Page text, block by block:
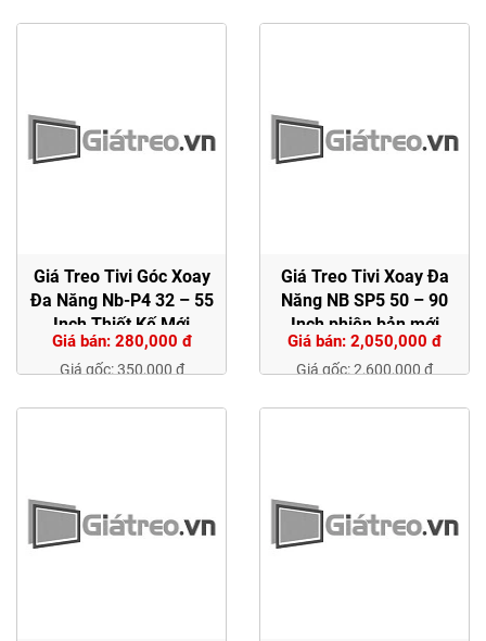
Giá Treo Tivi Góc Xoay
Đa Năng Nb-P4 32 – 55
Inch Thiết Kế Mới
Giá bán: 280,000 đ
Giá gốc: 350,000 đ
Giá Treo Tivi Xoay Đa
Năng NB SP5 50 – 90
Inch phiên bản mới
Giá bán: 2,050,000 đ
Giá gốc: 2,600,000 đ